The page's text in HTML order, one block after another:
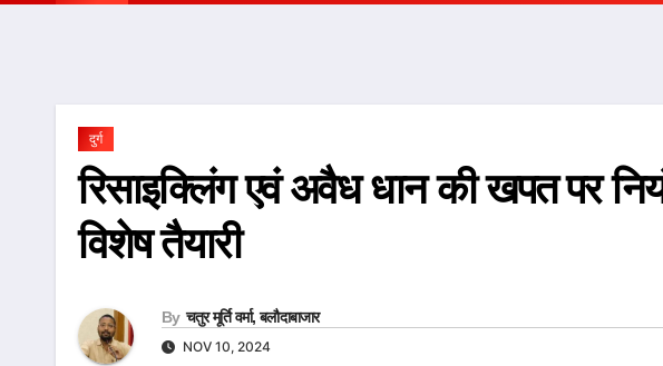
दुर्ग
रिसाइक्लिंग एवं अवैध धान की खपत पर
विशेष तैयारी
By चतुर मूर्ति वर्मा, बलौदाबाजार
NOV 10, 2024